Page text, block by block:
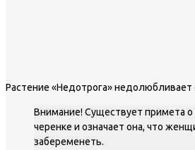
Растение «Недотрога»
Внимание! Существует примета
черенке и означает она, что
забеременеть.